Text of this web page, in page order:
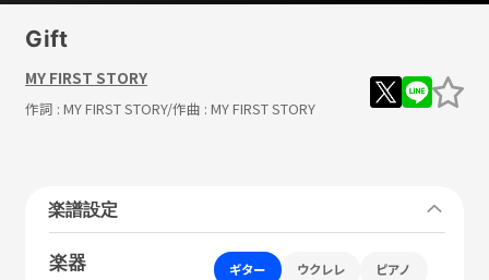
Gift
MY FIRST STORY
作詞 : MY FIRST STORY/作曲 : MY FIRST STORY
楽譜設定
楽器 ギター ウクレレ ピアノ